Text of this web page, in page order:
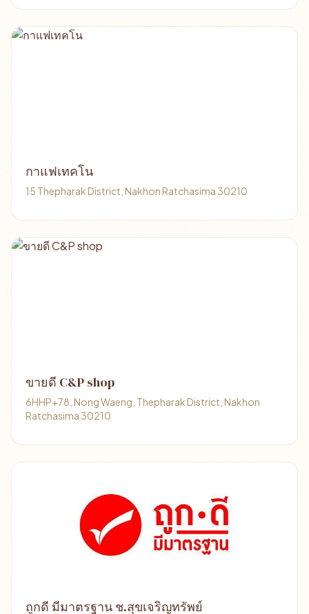
กาแฟเทคโน
15 Thepharak District, Nakhon Ratchasima 30210
ขายดี C&P shop
6HHP+78, Nong Waeng, Thepharak District, Nakhon
Ratchasima 30210
ถูกดี มีมาตรฐาน ช.สุขเจริญทรัพย์